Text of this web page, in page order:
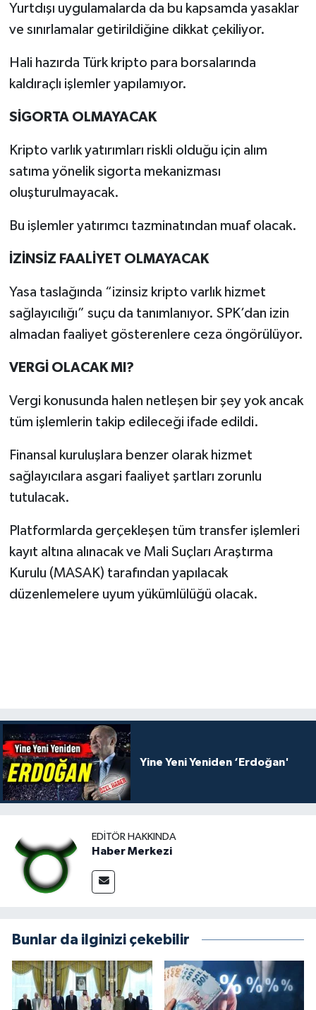
Yurtdışı uygulamalarda da bu kapsamda yasaklar
ve sınırlamalar getirildiğine dikkat çekiliyor.
Hali hazırda Türk kripto para borsalarında
kaldıraçlı işlemler yapılamıyor.
SİGORTA OLMAYACAK
Kripto varlık yatırımları riskli olduğu için alım
satıma yönelik sigorta mekanizması
oluşturulmayacak.
Bu işlemler yatırımcı tazminatından muaf olacak.
İZİNSİZ FAALİYET OLMAYACAK
Yasa taslağında “izinsiz kripto varlık hizmet
sağlayıcılığı” suçu da tanımlanıyor. SPK’dan izin
almadan faaliyet gösterenlere ceza öngörülüyor.
VERGİ OLACAK MI?
Vergi konusunda halen netleşen bir şey yok ancak
tüm işlemlerin takip edileceği ifade edildi.
Finansal kuruluşlara benzer olarak hizmet
sağlayıcılara asgari faaliyet şartları zorunlu
tutulacak.
Platformlarda gerçekleşen tüm transfer işlemleri
kayıt altına alınacak ve Mali Suçları Araştırma
Kurulu (MASAK) tarafından yapılacak
düzenlemelere uyum yükümlülüğü olacak.
Yine Yeni Yeniden ‘Erdoğan'
EDITÖR HAKKINDA
Haber Merkezi
Bunlar da ilginizi çekebilir